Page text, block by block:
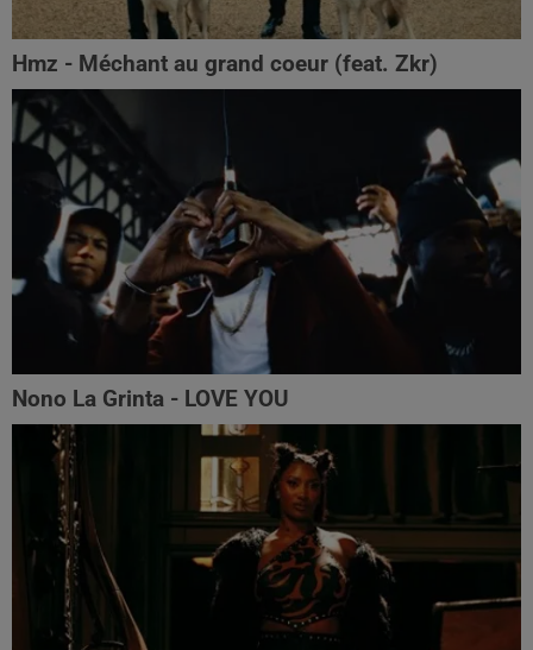
Hmz - Méchant au grand coeur (feat. Zkr)
Nono La Grinta - LOVE YOU